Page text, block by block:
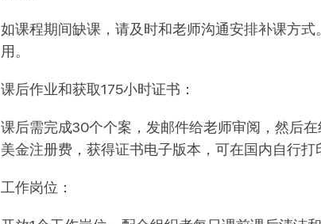
如课程期间缺课，请及时和老师沟通安排补课方
用。
课后作业和获取175小时证书：
课后需完成30个个案，发邮件给老师审阅，然后
美金注册费，获得证书电子版本，可在国内自行打
工作岗位：